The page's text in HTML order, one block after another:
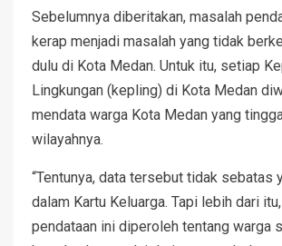
Sebelumnya diberitakan, masalah
kerap menjadi masalah yang tidak
dulu di Kota Medan. Untuk itu, setiap
Lingkungan (kepling) di Kota Medan
mendata warga Kota Medan yang
wilayahnya.
“Tentunya, data tersebut tidak sebatas
dalam Kartu Keluarga. Tapi lebih dari
pendataan ini diperoleh tentang warga